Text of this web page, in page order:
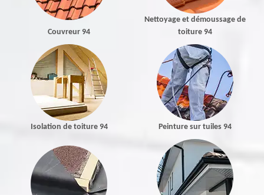
Couvreur 94
Nettoyage et démoussage de
toiture 94
Isolation de toiture 94 Peinture sur tuiles 94